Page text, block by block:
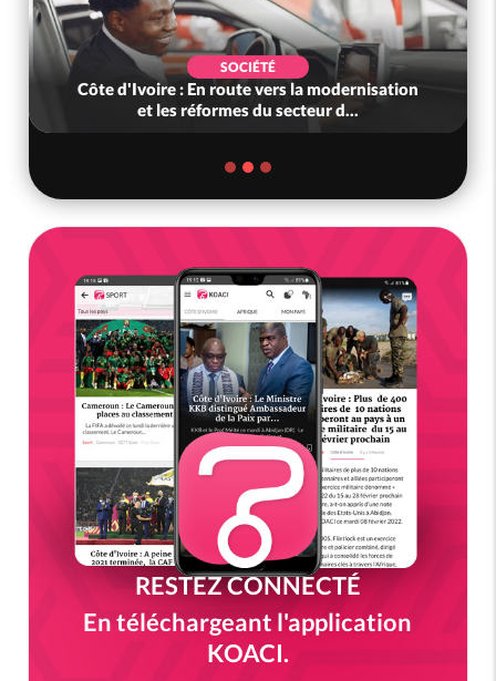
POLITIQUE
Mali : Le JNIM revendique l'attaque d'une
caserne à San, au moins 10 milita...
RESTEZ CONNECTÉ
En téléchargeant l'application
KOACI.